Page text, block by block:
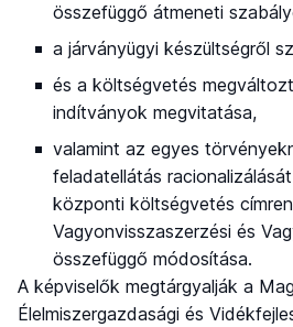
összefüggő átmeneti
a járványügyi készültségről
és a költségvetés
indítványok megvitatása,
valamint az egyes
feladatellátás
központi költségvetés
Vagyonvisszaszerzési és
összefüggő módosítása.
A képviselők megtárgyalják a
Élelmiszergazdasági és